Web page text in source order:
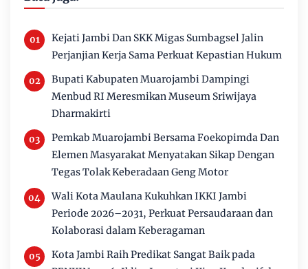
Kejati Jambi Dan SKK Migas Sumbagsel Jalin
Perjanjian Kerja Sama Perkuat Kepastian Hukum
Bupati Kabupaten Muarojambi Dampingi
Menbud RI Meresmikan Museum Sriwijaya
Dharmakirti
Pemkab Muarojambi Bersama Foekopimda Dan
Elemen Masyarakat Menyatakan Sikap Dengan
Tegas Tolak Keberadaan Geng Motor
Wali Kota Maulana Kukuhkan IKKI Jambi
Periode 2026–2031, Perkuat Persaudaraan dan
Kolaborasi dalam Keberagaman
Kota Jambi Raih Predikat Sangat Baik pada